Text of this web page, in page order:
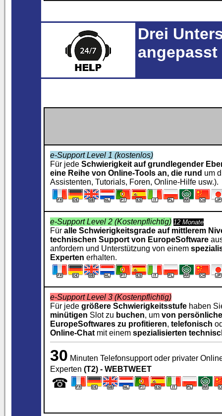
Drei
e-Support Level 1 (kostenlos)
Für jede Schwierigkeit auf grundlegender
eine Reihe von Online-Tools an, die rund um
Assistenten, Tutorials, Foren, Online-Hilfe usw.).
e-Support Level 2 (Kostenpflichtig) 12 Monate
Für alle Schwierigkeitsgrade auf mittlerem
technischen Support von EuropeSoftware
anfordern und Unterstützung von einem
Experten erhalten.
e-Support Level 3 (Kostenpflichtig)
Für jede größere Schwierigkeitsstufe haben
minütigen Slot zu buchen, um von
EuropeSoftwares zu profitieren, telefonisch
Online-Chat mit einem spezialisierten
30 Minuten Telefonsupport oder privater
Experten (T2) - WEBTWEET
☎